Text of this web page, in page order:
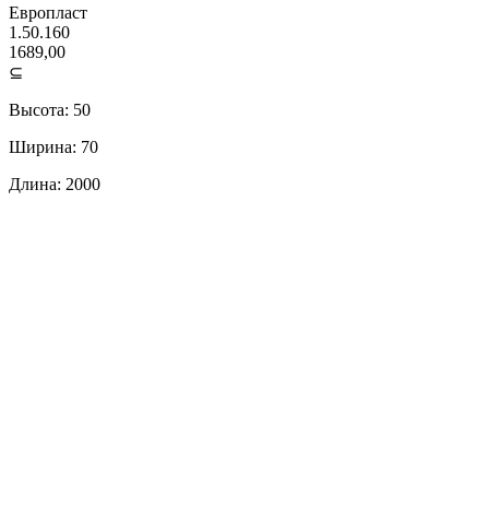
Европласт
1.50.160
1689,00
⊆
Высота: 50
Ширина: 70
Длина: 2000